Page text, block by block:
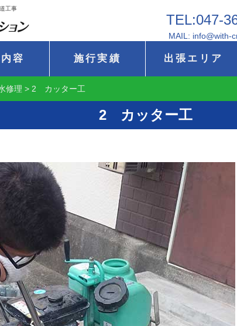
工事
TEL:047-
MAIL: info@with-
容 施行実績 出張エリア
修理 > 2 カッター工
2 カッター工